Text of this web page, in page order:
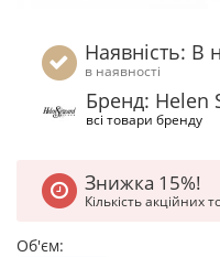
Наявність: В
в наявності
Бренд: Helen
всі товари бренду
Знижка 15%!
Кількість акційних
Об'єм: